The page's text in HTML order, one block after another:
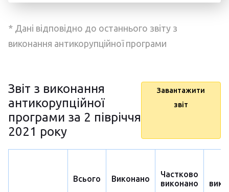
* Дані відповідно до останнього звіту з
виконання антикорупційної програми
Звіт з виконання
антикорупційної
програми за 2 півріччя
2021 року
Завантажити
звіт
Всього Виконано
Частково
виконано